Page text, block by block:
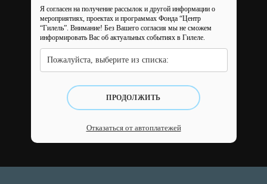
Я согласен на получение рассылок и другой информации о
мероприятиях, проектах и программах Фонда “Центр
“Гилель”. Внимание! Без Вашего согласия мы не сможем
информировать Вас об актуальных событиях в Гилеле.
Пожалуйста, выберите из списка:
ПРОДОЛЖИТЬ
Отказаться от автоплатежей